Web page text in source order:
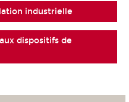
industrielle
dispositifs de